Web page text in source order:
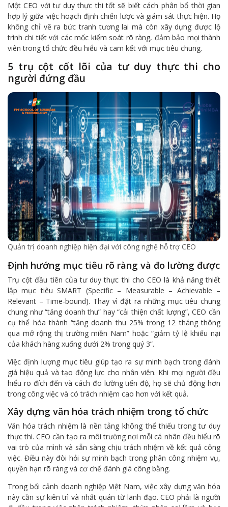
Một CEO với tư duy thực thi tốt sẽ biết cách phân bổ thời gian
hợp lý giữa việc hoạch định chiến lược và giám sát thực hiện. Họ
không chỉ vẽ ra bức tranh tương lai mà còn xây dựng được lộ
trình chi tiết với các mốc kiểm soát rõ ràng, đảm bảo mọi thành
viên trong tổ chức đều hiểu và cam kết với mục tiêu chung.
5 trụ cột cốt lõi của tư duy thực thi cho
người đứng đầu
Quản trị doanh nghiệp hiện đại với công nghệ hỗ trợ CEO
Định hướng mục tiêu rõ ràng và đo lường được
Trụ cột đầu tiên của tư duy thực thi cho CEO là khả năng thiết
lập mục tiêu SMART (Specific – Measurable – Achievable –
Relevant – Time-bound). Thay vì đặt ra những mục tiêu chung
chung như “tăng doanh thu” hay “cải thiện chất lượng”, CEO cần
cụ thể hóa thành “tăng doanh thu 25% trong 12 tháng thông
qua mở rộng thị trường miền Nam” hoặc “giảm tỷ lệ khiếu nại
của khách hàng xuống dưới 2% trong quý 3”.
Việc định lượng mục tiêu giúp tạo ra sự minh bạch trong đánh
giá hiệu quả và tạo động lực cho nhân viên. Khi mọi người đều
hiểu rõ đích đến và cách đo lường tiến độ, họ sẽ chủ động hơn
trong công việc và có trách nhiệm cao hơn với kết quả.
Xây dựng văn hóa trách nhiệm trong tổ chức
Văn hóa trách nhiệm là nền tảng không thể thiếu trong tư duy
thực thi. CEO cần tạo ra môi trường nơi mỗi cá nhân đều hiểu rõ
vai trò của mình và sẵn sàng chịu trách nhiệm về kết quả công
việc. Điều này đòi hỏi sự minh bạch trong phân công nhiệm vụ,
quyền hạn rõ ràng và cơ chế đánh giá công bằng.
Trong bối cảnh doanh nghiệp Việt Nam, việc xây dựng văn hóa
này cần sự kiên trì và nhất quán từ lãnh đạo. CEO phải là người